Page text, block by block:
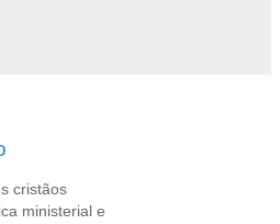
cristãos
ministerial e